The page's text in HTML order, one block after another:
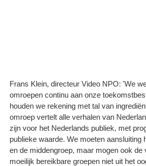
Frans Klein, directeur Video NPO: 'We
omroepen continu aan onze
houden we rekening met tal van
omroep vertelt alle verhalen van
zijn voor het Nederlands publiek, met
publieke waarde. We moeten aansluiting
en de middengroep, maar mogen ook de
moeilijk bereikbare groepen niet uit het